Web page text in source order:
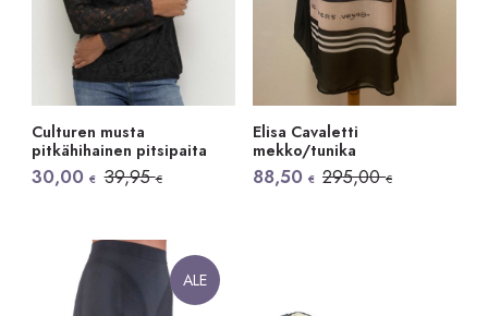
Culturen musta
pitkähihainen pitsipaita
39,95€
Alkuperäinen
hinta
30,00€
Nykyinen
hinta
Elisa Cavaletti
mekko/tunika
295,00€
Alkuperäinen
hinta
88,50 €
Nykyinen
hinta
ALE